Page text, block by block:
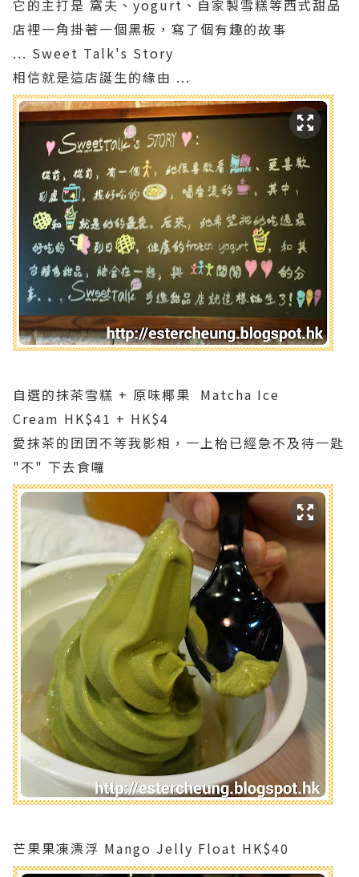
它的主打是 窩夫、yogurt、自家製雪糕等西式甜品
店裡一角掛著一個黑板，寫了個有趣的故事
... Sweet Talk's Story
相信就是這店誕生的緣由 ...
自選的抹茶雪糕 + 原味椰果 Matcha Ice
Cream HK$41 + HK$4
愛抹茶的囝囝不等我影相，一上枱已經急不及待一匙
"不" 下去食囉
芒果果凍漂浮 Mango Jelly Float HK$40